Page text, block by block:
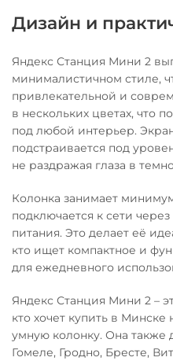
Дизайн и
Яндекс Станция Мини 2
минималистичном стиле,
привлекательной и
в нескольких цветах, что
под любой интерьер.
подстраивается под
не раздражая глаза в
Колонка занимает
подключается к сети
питания. Это делает её
кто ищет компактное и
для ежедневного
Яндекс Станция Мини 2 –
кто хочет купить в
умную колонку. Она также
Гомеле, Гродно, Бресте,